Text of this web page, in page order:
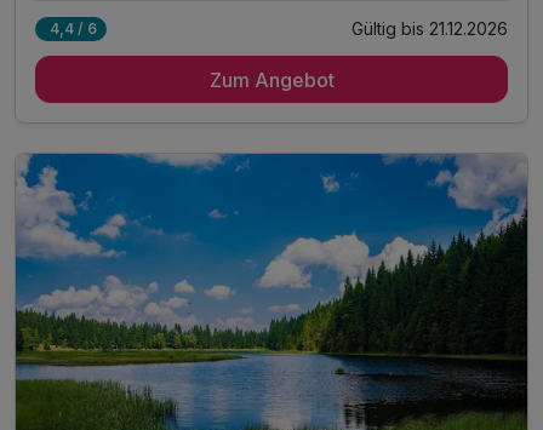
2 x reichhaltiges Frühstück vom Buffet
mit jeweils einem Kaffee und einem Stück Kuchen
1 x Eierlikör zur Begrüßung*
inkl. Gästekarte Wegscheider Land**
inkl. Nutzung des Pool- und Saunabereichs
inkl. Parkplatz am Hotel
inkl. W-Lan Nutzung
* alkoholfreie Alternative möglich
4,4 / 6 Gültig bis 21.12.2026
Zum Angebot